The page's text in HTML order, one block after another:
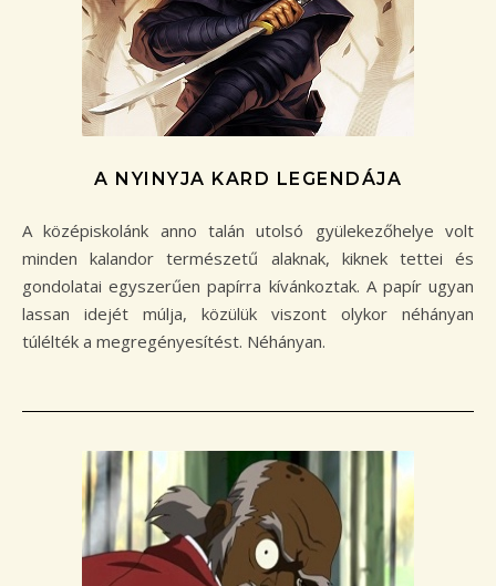
A NYINYJA KARD LEGENDÁJA
A középiskolánk anno talán utolsó gyülekezőhelye volt
minden kalandor természetű alaknak, kiknek tettei és
gondolatai egyszerűen papírra kívánkoztak. A papír ugyan
lassan idejét múlja, közülük viszont olykor néhányan
túlélték a megregényesítést. Néhányan.